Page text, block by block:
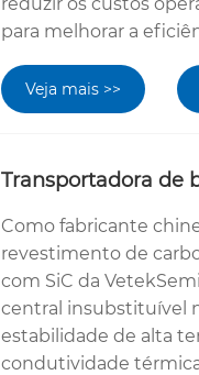
para melhorar a
Veja mais >>
Transportadora de
Como fabricante
revestimento de
com SiC da
central insubstituível
estabilidade de alta
condutividade